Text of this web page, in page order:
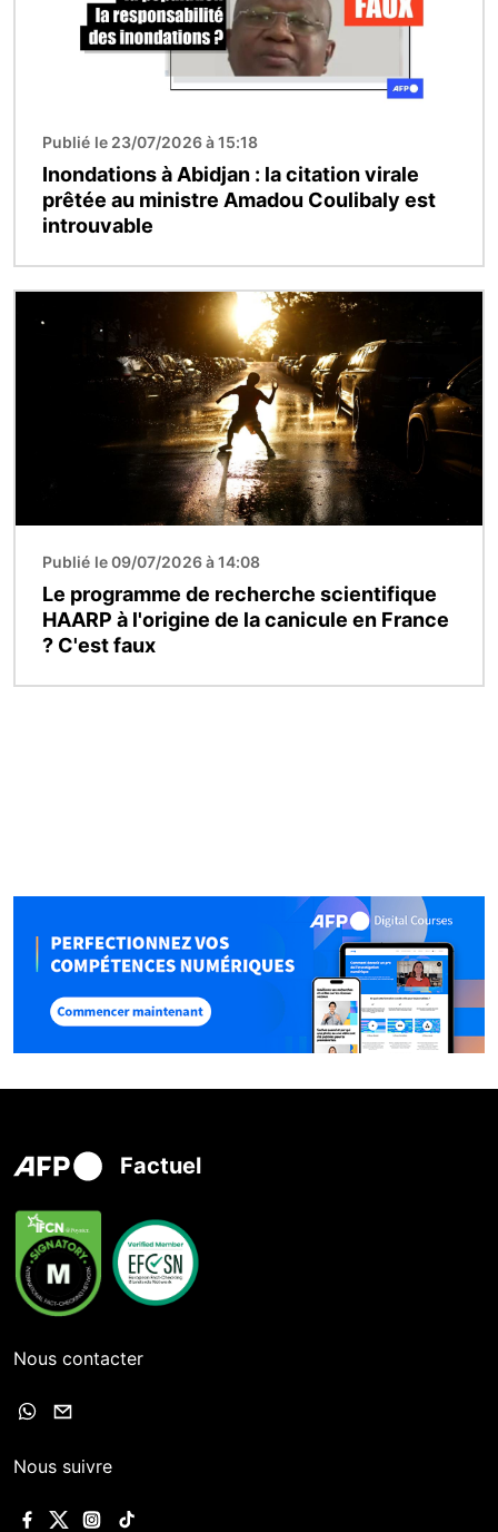
Publié le 23/07/2026 à 15:18
Inondations à Abidjan : la citation virale
prêtée au ministre Amadou Coulibaly est
introuvable
Publié le 09/07/2026 à 14:08
Le programme de recherche scientifique
HAARP à l'origine de la canicule en France
? C'est faux
Factuel
Nous contacter
Nous suivre